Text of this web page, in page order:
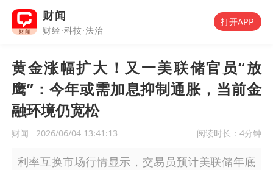
财闻
财经·科技·法治
打开APP
黄金涨幅扩大！又一美联储官员“放
鹰”：今年或需加息抑制通胀，当前金
融环境仍宽松
财闻 2026/06/04 13:41:13 阅读时长： 4分钟
利率互换市场行情显示，交易员预计美联储年底